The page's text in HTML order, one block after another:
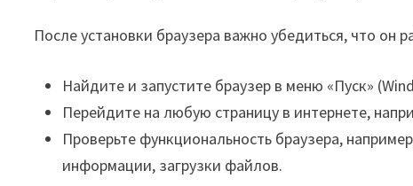
После установки браузера важно убедиться, что он
Найдите и запустите браузер в меню «Пуск»
Перейдите на любую страницу в интернете,
Проверьте функциональность браузера,
информации, загрузки файлов.